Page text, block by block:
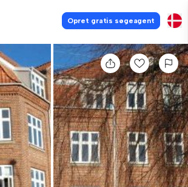
Opret gratis søgeagent